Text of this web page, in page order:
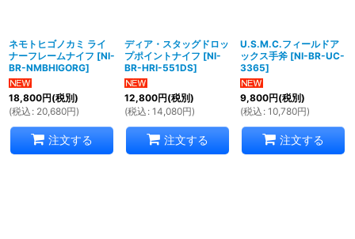
ネモトヒゴノカミ ライ
ナーフレームナイフ [NI-
BR-NMBHIGORG]
18,800円(税別)
(税込 : 20,680円)
注文する
ディア・スタッグドロッ
プポイントナイフ [NI-
BR-HRI-551DS]
12,800円(税別)
(税込 : 14,080円)
注文する
U.S.M.C.フィールドア
ックス手斧 [NI-BR-UC-
3365]
9,800円(税別)
(税込 : 10,780円)
注文する